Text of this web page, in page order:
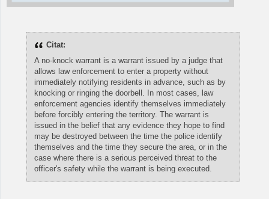
Citat:
A no-knock warrant is a warrant issued by a judge that
allows law enforcement to enter a property without
immediately notifying residents in advance, such as by
knocking or ringing the doorbell. In most cases, law
enforcement agencies identify themselves immediately
before forcibly entering the territory. The warrant is
issued in the belief that any evidence they hope to find
may be destroyed between the time the police identify
themselves and the time they secure the area, or in the
case where there is a serious perceived threat to the
officer's safety while the warrant is being executed.